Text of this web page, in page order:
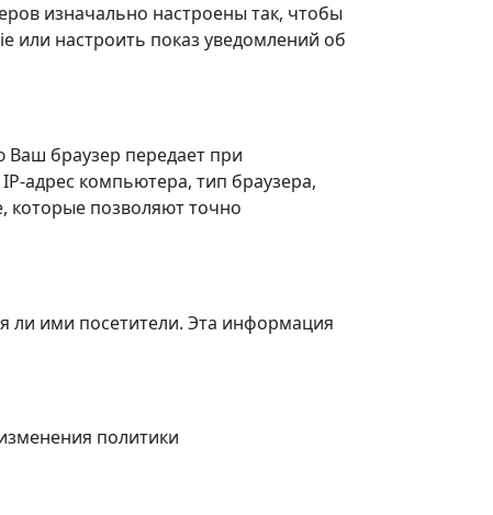
изначально настроены так, чтобы
настроить показ уведомлений об
браузер передает при
адрес компьютера, тип браузера,
которые позволяют точно
ли ими посетители. Эта информация
политики